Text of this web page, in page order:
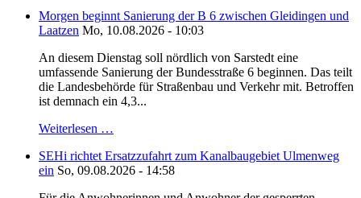
Morgen beginnt Sanierung der B 6 zwischen Gleidingen und
Laatzen Mo, 10.08.2026 - 10:03
An diesem Dienstag soll nördlich von Sarstedt eine
umfassende Sanierung der Bundesstraße 6 beginnen. Das teilt
die Landesbehörde für Straßenbau und Verkehr mit. Betroffen
ist demnach ein 4,3...
Weiterlesen …
SEHi richtet Ersatzzufahrt zum Kanalbaugebiet Ulmenweg
ein So, 09.08.2026 - 14:58